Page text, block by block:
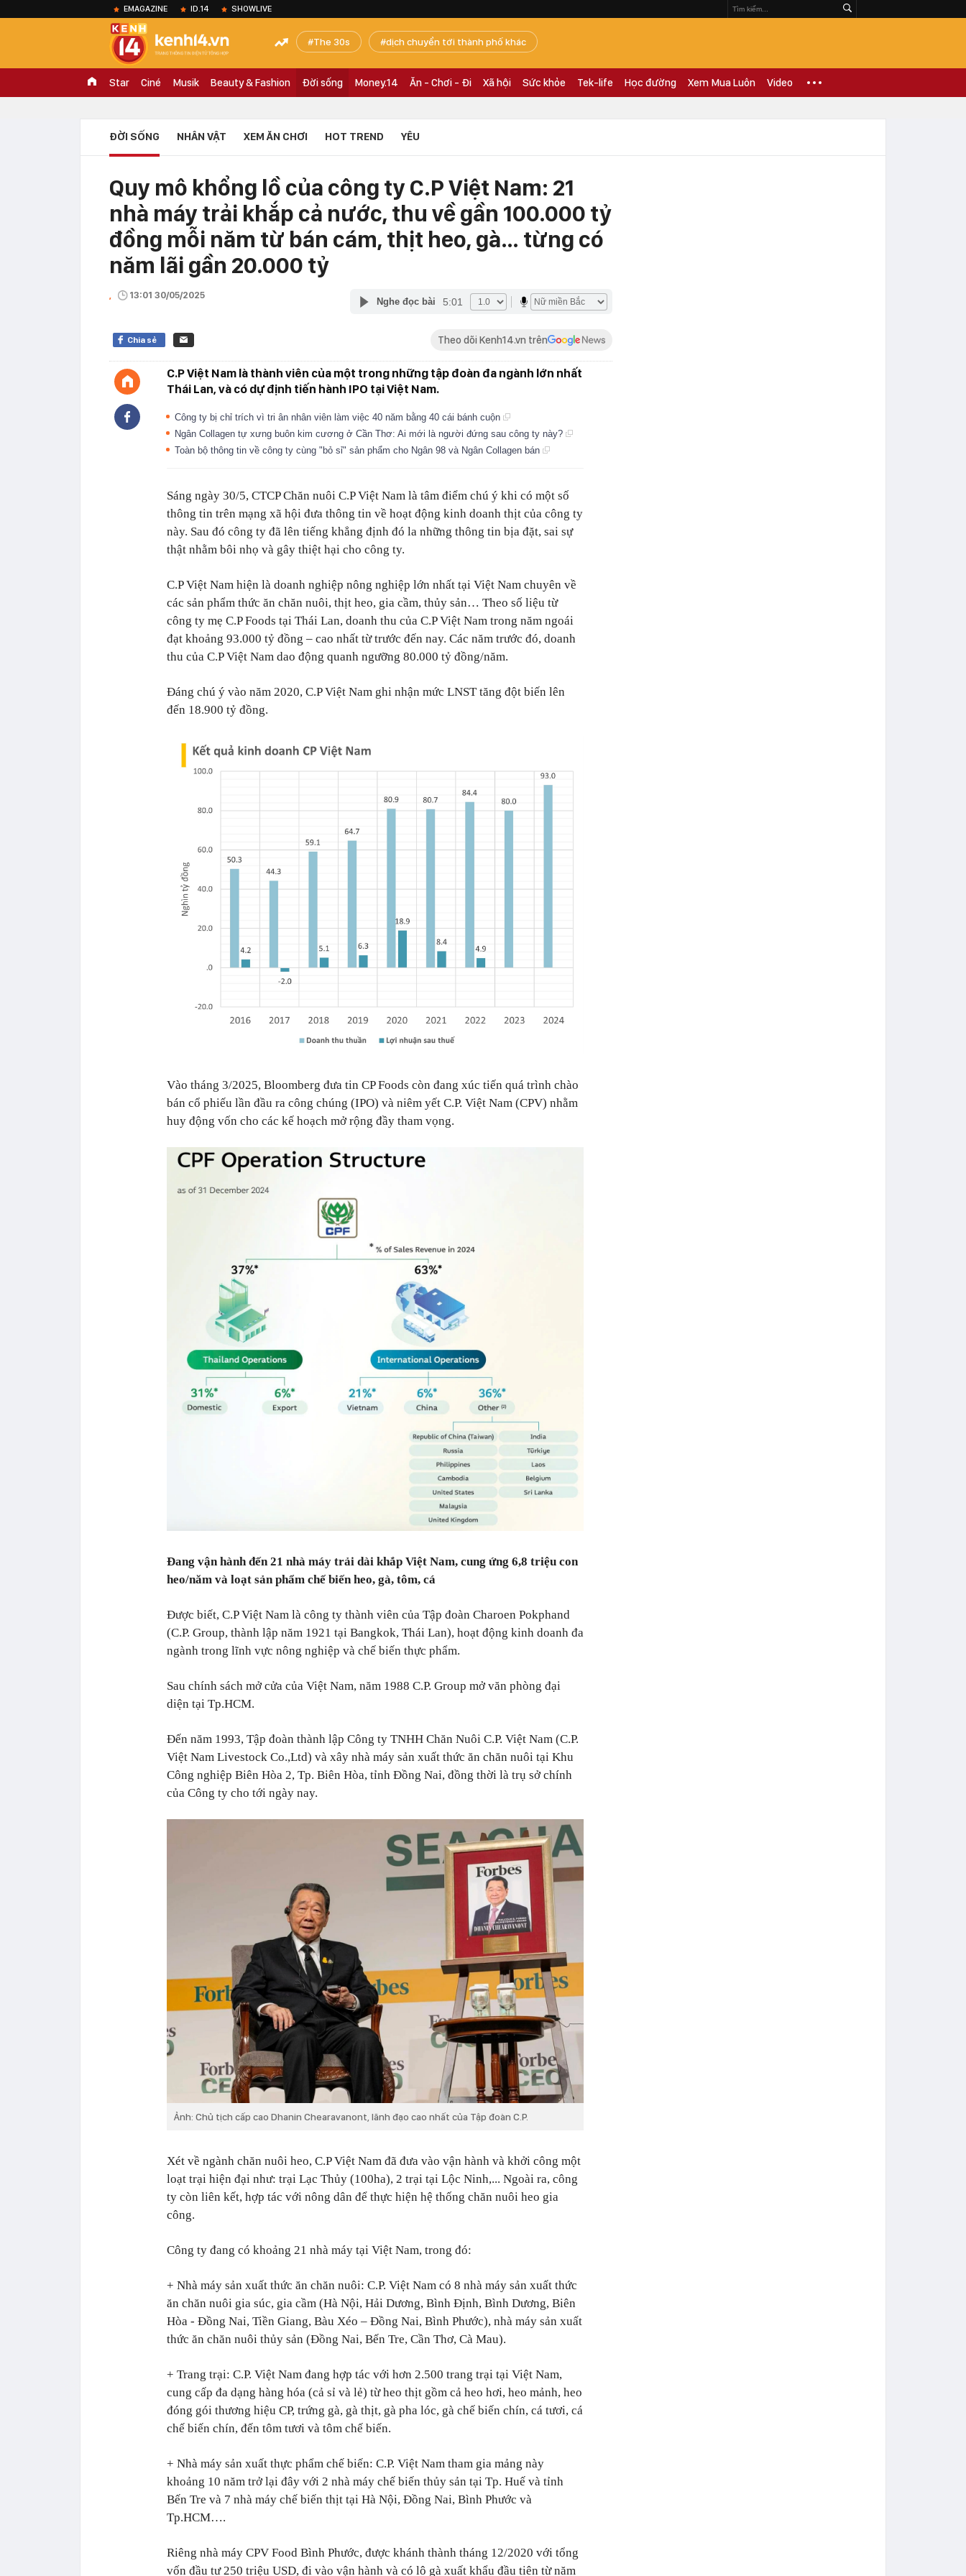
EMAGAZINE ID.14 SHOWLIVE
The 30s dịch chuyển tới thành phố khác
Star Ciné Musik Beauty & Fashion Đời sống Money.14 Ăn - Chơi - Đi Xã hội Sức khỏe Tek-life Học đường Xem Mua Luôn Video
ĐỜI SỐNG NHÂN VẬT XEM ĂN CHƠI HOT TREND YÊU
Quy mô khổng lồ của công ty C.P Việt Nam: 21
nhà máy trải khắp cả nước, thu về gần 100.000 tỷ
đồng mỗi năm từ bán cám, thịt heo, gà… từng có
năm lãi gần 20.000 tỷ
, 13:01 30/05/2025
Nghe đọc bài 5:01
Chia sẻ Theo dõi Kenh14.vn trên
C.P Việt Nam là thành viên của một trong những tập đoàn đa ngành lớn nhất
Thái Lan, và có dự định tiến hành IPO tại Việt Nam.
Công ty bị chỉ trích vì tri ân nhân viên làm việc 40 năm bằng 40 cái bánh cuộn
Ngân Collagen tự xưng buôn kim cương ở Cần Thơ: Ai mới là người đứng sau công ty này?
Toàn bộ thông tin về công ty cùng "bỏ sỉ" sản phẩm cho Ngân 98 và Ngân Collagen bán
Sáng ngày 30/5, CTCP Chăn nuôi C.P Việt Nam là tâm điểm chú ý khi có một số
thông tin trên mạng xã hội đưa thông tin về hoạt động kinh doanh thịt của công ty
này. Sau đó công ty đã lên tiếng khẳng định đó la những thông tin bịa đặt, sai sự
thật nhằm bôi nhọ và gây thiệt hại cho công ty.
C.P Việt Nam hiện là doanh nghiệp nông nghiệp lớn nhất tại Việt Nam chuyên về
các sản phẩm thức ăn chăn nuôi, thịt heo, gia cầm, thủy sản… Theo số liệu từ
công ty mẹ C.P Foods tại Thái Lan, doanh thu của C.P Việt Nam trong năm ngoái
đạt khoảng 93.000 tỷ đồng – cao nhất từ trước đến nay. Các năm trước đó, doanh
thu của C.P Việt Nam dao động quanh ngưỡng 80.000 tỷ đồng/năm.
Đáng chú ý vào năm 2020, C.P Việt Nam ghi nhận mức LNST tăng đột biến lên
đến 18.900 tỷ đồng.
Vào tháng 3/2025, Bloomberg đưa tin CP Foods còn đang xúc tiến quá trình chào
bán cổ phiếu lần đầu ra công chúng (IPO) và niêm yết C.P. Việt Nam (CPV) nhằm
huy động vốn cho các kế hoạch mở rộng đầy tham vọng.
Đang vận hành đến 21 nhà máy trải dài khắp Việt Nam, cung ứng 6,8 triệu con
heo/năm và loạt sản phẩm chế biến heo, gà, tôm, cá
Được biết, C.P Việt Nam là công ty thành viên của Tập đoàn Charoen Pokphand
(C.P. Group, thành lập năm 1921 tại Bangkok, Thái Lan), hoạt động kinh doanh đa
ngành trong lĩnh vực nông nghiệp và chế biến thực phẩm.
Sau chính sách mở cửa của Việt Nam, năm 1988 C.P. Group mở văn phòng đại
diện tại Tp.HCM.
Đến năm 1993, Tập đoàn thành lập Công ty TNHH Chăn Nuôi C.P. Việt Nam (C.P.
Việt Nam Livestock Co.,Ltd) và xây nhà máy sản xuất thức ăn chăn nuôi tại Khu
Công nghiệp Biên Hòa 2, Tp. Biên Hòa, tỉnh Đồng Nai, đồng thời là trụ sở chính
của Công ty cho tới ngày nay.
Ảnh: Chủ tịch cấp cao Dhanin Chearavanont, lãnh đạo cao nhất của Tập đoàn C.P.
Xét về ngành chăn nuôi heo, C.P Việt Nam đã đưa vào vận hành và khởi công một
loạt trại hiện đại như: trại Lạc Thủy (100ha), 2 trại tại Lộc Ninh,... Ngoài ra, công
ty còn liên kết, hợp tác với nông dân để thực hiện hệ thống chăn nuôi heo gia
công.
Công ty đang có khoảng 21 nhà máy tại Việt Nam, trong đó:
+ Nhà máy sản xuất thức ăn chăn nuôi: C.P. Việt Nam có 8 nhà máy sản xuất thức
ăn chăn nuôi gia súc, gia cầm (Hà Nội, Hải Dương, Bình Định, Bình Dương, Biên
Hòa - Đồng Nai, Tiền Giang, Bàu Xéo – Đồng Nai, Bình Phước), nhà máy sản xuất
thức ăn chăn nuôi thủy sản (Đồng Nai, Bến Tre, Cần Thơ, Cà Mau).
+ Trang trại: C.P. Việt Nam đang hợp tác với hơn 2.500 trang trại tại Việt Nam,
cung cấp đa dạng hàng hóa (cả sỉ và lẻ) từ heo thịt gồm cả heo hơi, heo mảnh, heo
đóng gói thương hiệu CP, trứng gà, gà thịt, gà pha lóc, gà chế biến chín, cá tươi, cá
chế biến chín, đến tôm tươi và tôm chế biến.
+ Nhà máy sản xuất thực phẩm chế biến: C.P. Việt Nam tham gia mảng này
khoảng 10 năm trở lại đây với 2 nhà máy chế biến thủy sản tại Tp. Huế và tỉnh
Bến Tre và 7 nhà máy chế biến thịt tại Hà Nội, Đồng Nai, Bình Phước và
Tp.HCM….
Riêng nhà máy CPV Food Bình Phước, được khánh thành tháng 12/2020 với tổng
vốn đầu tư 250 triệu USD, đi vào vận hành và có lô gà xuất khẩu đầu tiên từ năm